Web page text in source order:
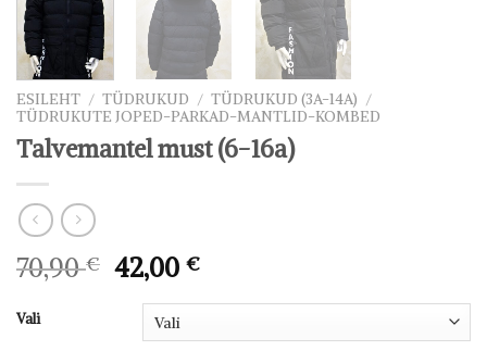
ESILEHT / TÜDRUKUD / TÜDRUKUD (3A-14A) /
TÜDRUKUTE JOPED-PARKAD-MANTLID-KOMBED
Talvemantel must (6-16a)
70,90€ Algne
hind
70,90 €.
42,00€Praegune
42,00 €.
Vali